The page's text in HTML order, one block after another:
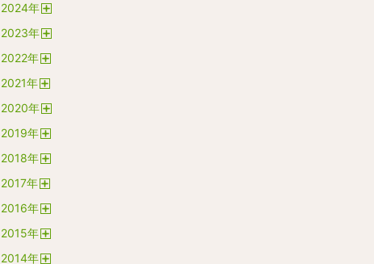
2024年
2023年
2022年
2021年
2020年
2019年
2018年
2017年
2016年
2015年
2014年